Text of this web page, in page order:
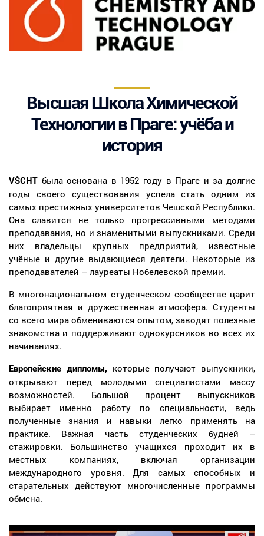
Высшая Школа Химической
Технологии в Праге: учёба и
история
VŠCHT была основана в 1952 году в Праге и за долгие
годы своего существования успела стать одним из
самых престижных университетов Чешской Республики.
Она славится не только прогрессивными методами
преподавания, но и знаменитыми выпускниками. Среди
них владельцы крупных предприятий, известные
учёные и другие выдающиеся деятели. Некоторые из
преподавателей – лауреаты Нобелевской премии.
В многонациональном студенческом сообществе царит
благоприятная и дружественная атмосфера. Студенты
со всего мира обмениваются опытом, заводят полезные
знакомства и поддерживают однокурсников во всех их
начинаниях.
Европейские дипломы, которые получают выпускники,
открывают перед молодыми специалистами массу
возможностей. Большой процент выпускников
выбирает именно работу по специальности, ведь
полученные знания и навыки легко применять на
практике. Важная часть студенческих будней –
стажировки. Большинство учащихся проходит их в
местных компаниях, включая организации
международного уровня. Для самых способных и
старательных действуют многочисленные программы
обмена.